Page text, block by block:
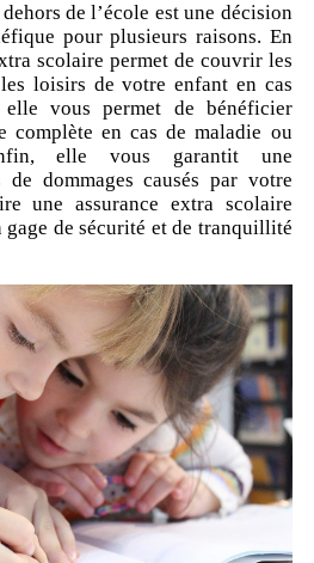
de l’école est une décision
pour plusieurs raisons. En
scolaire permet de couvrir les
loisirs de votre enfant en cas
elle vous permet de bénéficier
complète en cas de maladie ou
elle vous garantit une
dommages causés par votre
une assurance extra scolaire
gage de sécurité et de tranquillité